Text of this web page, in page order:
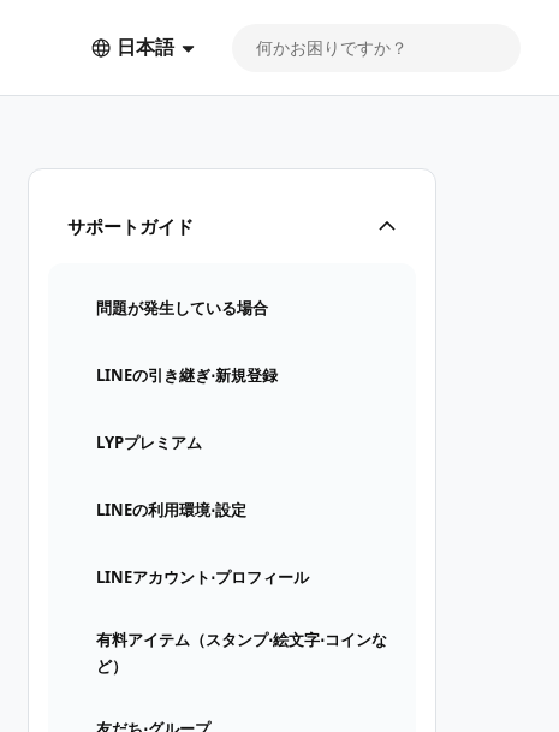
日本語
サポートガイド
問題が発生している場合
LINEの引き継ぎ⋅新規登録
LYPプレミアム
LINEの利用環境⋅設定
LINEアカウント⋅プロフィール
有料アイテム（スタンプ⋅絵文字⋅コインな
ど）